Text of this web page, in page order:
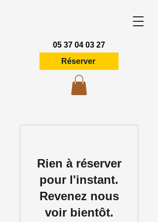
05 37 04 03 27
Réserver
Rien à réserver
pour l'instant.
Revenez nous
voir bientôt.